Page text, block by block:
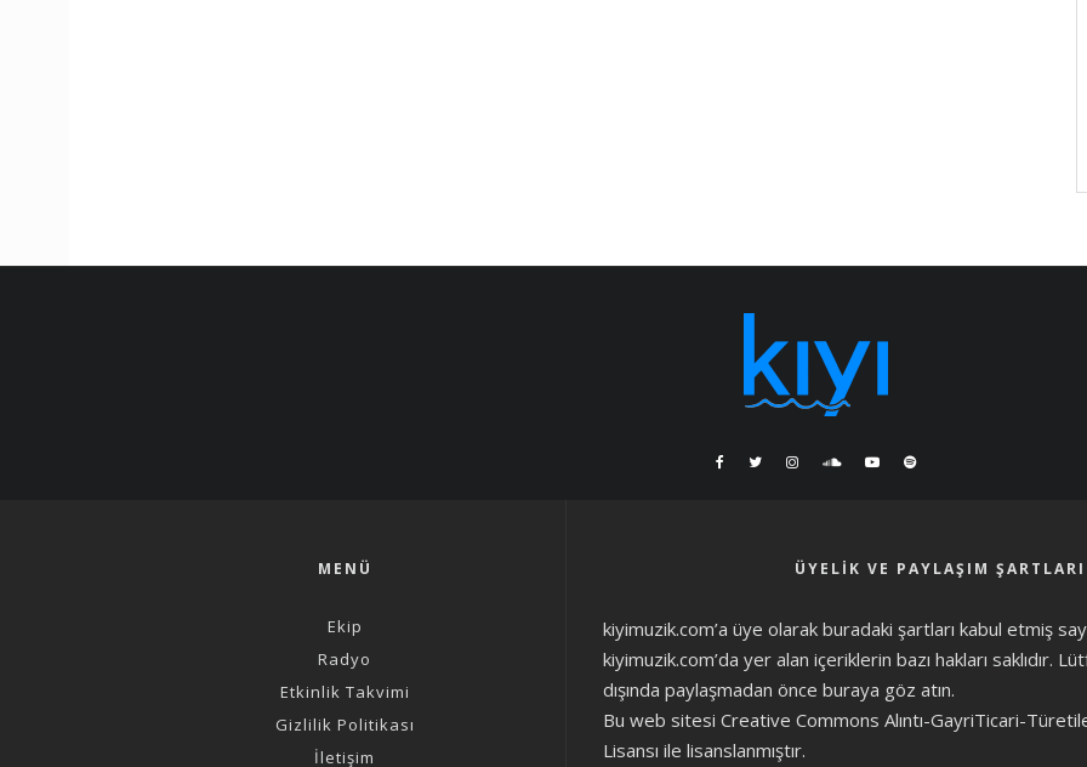
MENÜ
Ekip
Radyo
Etkinlik Takvimi
Gizlilik Politikası
İletişim
ÜYELIK VE PAYLAŞIM ŞARTLARI
kiyimuzik.com’a üye olarak buradaki şartları kabul etmiş
kiyimuzik.com’da yer alan içeriklerin bazı hakları saklıdır.
dışında paylaşmadan önce buraya göz atın.
Bu web sitesi Creative Commons Alıntı-GayriTicari-
Lisansı ile lisanslanmıştır.